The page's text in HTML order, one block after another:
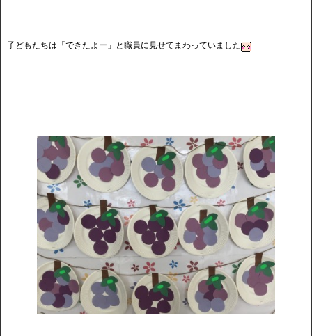
子どもたちは「できたよー」と職員に見せてまわっていました